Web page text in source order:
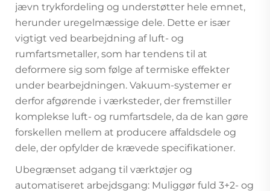
jævn trykfordeling og understøtter hele emnet,
herunder uregelmæssige dele. Dette er især
vigtigt ved bearbejdning af luft- og
rumfartsmetaller, som har tendens til at
deformere sig som følge af termiske effekter
under bearbejdningen. Vakuum-systemer er
derfor afgørende i værksteder, der fremstiller
komplekse luft- og rumfartsdele, da de kan gøre
forskellen mellem at producere affaldsdele og
dele, der opfylder de krævede specifikationer.
Ubegrænset adgang til værktøjer og
automatiseret arbejdsgang: Muliggør fuld 3+2- og